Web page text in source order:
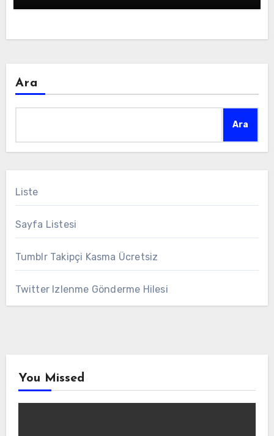
Ara
Ara
Liste
Sayfa Listesi
Tumblr Takipçi Kasma Ücretsiz
Twitter Izlenme Gönderme Hilesi
You Missed